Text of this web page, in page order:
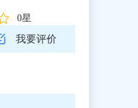
0星
我要评价